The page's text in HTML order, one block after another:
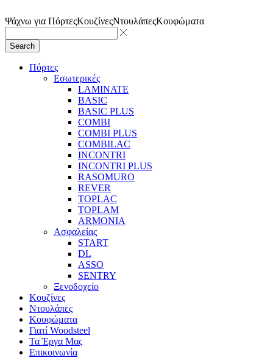
Ψάχνω για ΠόρτεςΚουζίνεςΝτουλάπεςΚουφώματα
Search
Πόρτες
Εσωτερικές
LAMINATE
BASIC
BASIC PLUS
COMBI
COMBI PLUS
COMBILAC
INCONTRI
INCONTRI PLUS
RASOMURO
REVER
TOPLAC
TOPLAM
ARMONIA
Ασφαλείας
START
DL
ASSO
SENTRY
Ξενοδοχείο
Κουζίνες
Ντουλάπες
Κουφώματα
Γιατί Woodsteel
Τα Έργα Μας
Επικοινωνία